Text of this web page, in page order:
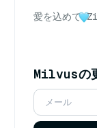
愛を込めて
Milvusの